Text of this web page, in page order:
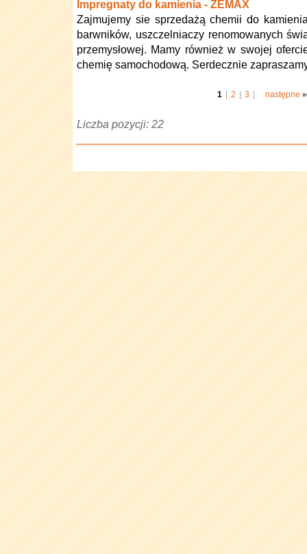
Impregnaty do kamienia - ZEMAX
Zajmujemy sie sprzedażą chemii do
barwników, uszczelniaczy renomowanych
przemysłowej. Mamy również w swojej
chemię samochodową. Serdecznie
1 2 3 następne »
Liczba pozycji: 22